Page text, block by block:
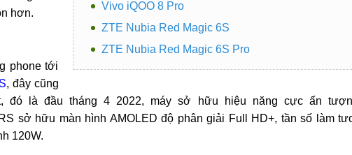
Vivo iQOO 8 Pro
ZTE Nubia Red Magic 6S
ZTE Nubia Red Magic 6S Pro
hơn.
phone tới
, đây cũng
đó là đầu tháng 4 2022, máy sở hữu hiệu năng cực ấn
sở hữu màn hình AMOLED độ phân giải Full HD+, tần số làm
120W.